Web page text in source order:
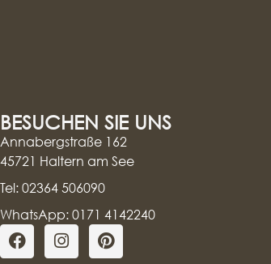
BESUCHEN SIE UNS
Annabergstraße 162
45721 Haltern am See
Tel: 02364 506090
WhatsApp: 0171 4142240